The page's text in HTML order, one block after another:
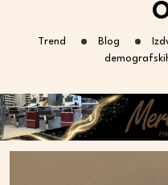
Trend Blog